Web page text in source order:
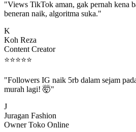
beneran naik, algoritma suka."
Koh Reza
Content Creator
⭐⭐⭐⭐⭐
murah lagi! 🤯"
Juragan Fashion
Owner Toko Online
⭐⭐⭐⭐⭐